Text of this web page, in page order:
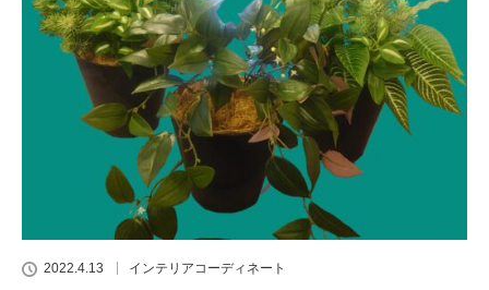
2022.4.13 インテリアコーディネート